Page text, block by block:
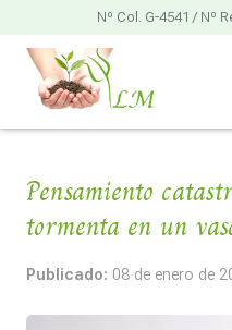
Nº Col. G-4541 / Nº
Pensamiento
tormenta en un
Publicado: 08 de enero de